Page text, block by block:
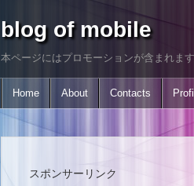
blog of mobile
本ページにはプロモーションが含まれます
Home About Contacts
スポンサーリンク